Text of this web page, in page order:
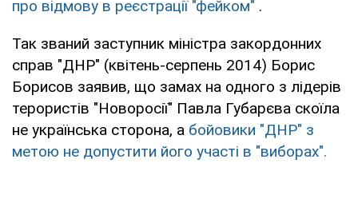
про відмову в реєстрації "фейком" .
Так званий заступник міністра закордонних
справ "ДНР" (квітень-серпень 2014) Борис
Борисов заявив, що замах на одного з лідерів
терористів "Новоросії" Павла Губарєва скоїла
не українська сторона, а бойовики "ДНР" з
метою не допустити його участі в "виборах".